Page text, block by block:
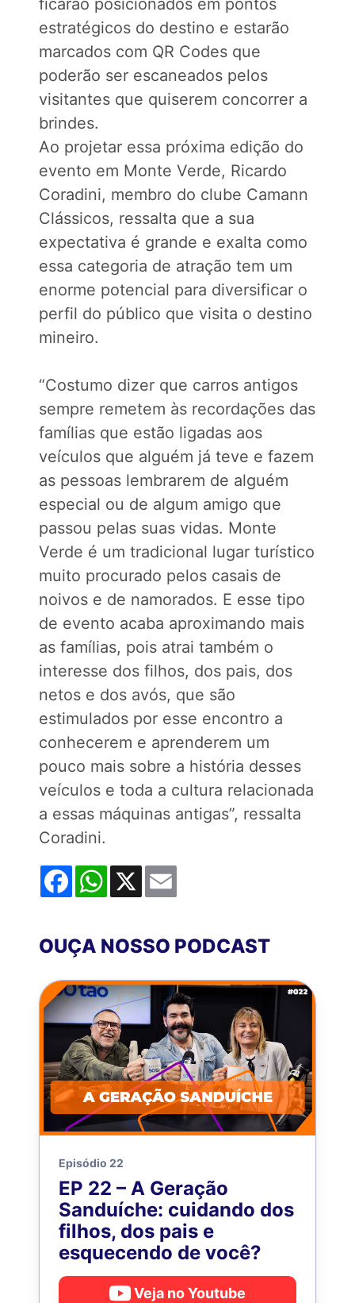
estratégicos do destino e estarão
marcados com QR Codes que
poderão ser escaneados pelos
visitantes que quiserem concorrer a
brindes.
Ao projetar essa próxima edição do
evento em Monte Verde, Ricardo
Coradini, membro do clube Camann
Clássicos, ressalta que a sua
expectativa é grande e exalta como
essa categoria de atração tem um
enorme potencial para diversificar o
perfil do público que visita o destino
mineiro.
“Costumo dizer que carros antigos
sempre remetem às recordações das
famílias que estão ligadas aos
veículos que alguém já teve e fazem
as pessoas lembrarem de alguém
especial ou de algum amigo que
passou pelas suas vidas. Monte
Verde é um tradicional lugar turístico
muito procurado pelos casais de
noivos e de namorados. E esse tipo
de evento acaba aproximando mais
as famílias, pois atrai também o
interesse dos filhos, dos pais, dos
netos e dos avós, que são
estimulados por esse encontro a
conhecerem e aprenderem um
pouco mais sobre a história desses
veículos e toda a cultura relacionada
a essas máquinas antigas”, ressalta
Coradini.
FacebookWhatsApp
X
OUÇA NOSSO PODCAST
Episódio 22
EP 22 – A Geração
Sanduíche: cuidando dos
filhos, dos pais e
esquecendo de você?
Veja no Youtube